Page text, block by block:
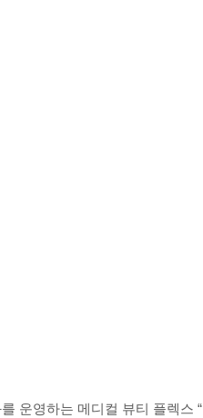
운영하는 메디컬 뷰티 플렉스